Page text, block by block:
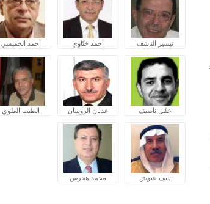
تيسير الناشف أحمد ختّاوي أحمد الخميسي
خليل ناصيف عدنان الروسان الطيب العلوي
نايف عبوش محمد هجرس